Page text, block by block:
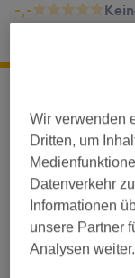
-,-
-.-
Wir verwenden
Dritten, um
Datenverkehr
Informationen
unsere Partner
Analysen weiter.